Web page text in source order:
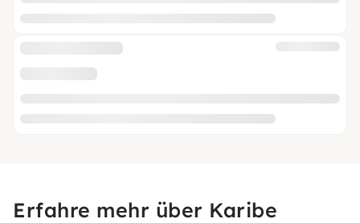
Erfahre mehr über Karibe